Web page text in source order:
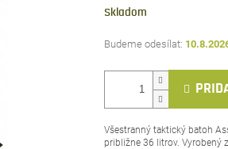
cena:
Skladom
Všestranný taktický batoh
približne 36 litrov. Vyrobený